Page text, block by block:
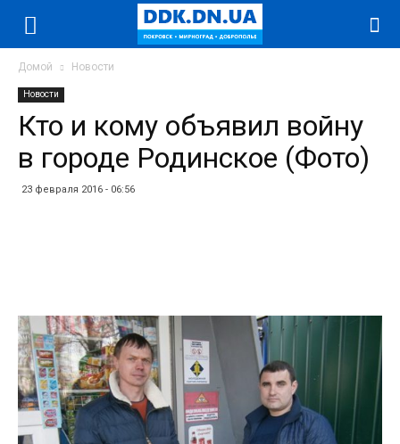
Домой Новости
Новости
Кто и кому объявил войну
в городе Родинское (Фото)
23 февраля 2016 - 06:56